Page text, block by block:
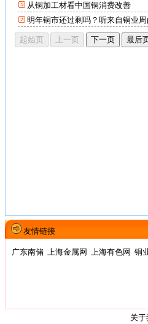
从铜加工材看中国铜消费改善
明年铜市还过剩吗？听来自铜业
友情链接
广东南储 上海金属网 上海有色网 铜
关于